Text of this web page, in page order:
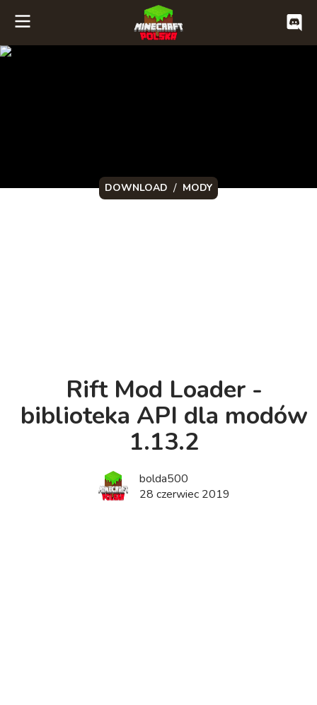
DOWNLOAD / MODY
Rift Mod Loader -
biblioteka API dla modów
1.13.2
bolda500
28 czerwiec 2019